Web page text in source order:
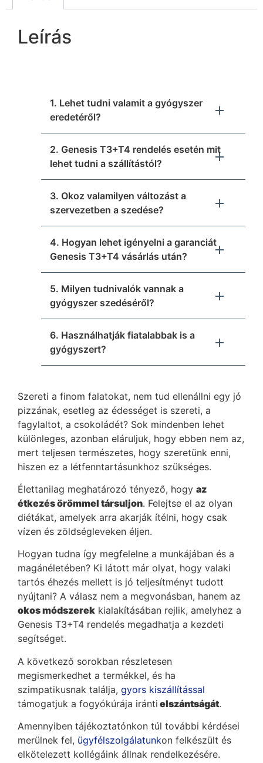
Leírás
1. Lehet tudni valamit a gyógyszer
eredetéről?
2. Genesis T3+T4 rendelés esetén mit
lehet tudni a szállítástól?
3. Okoz valamilyen változást a
szervezetben a szedése?
4. Hogyan lehet igényelni a garanciát
Genesis T3+T4 vásárlás után?
5. Milyen tudnivalók vannak a
gyógyszer szedéséről?
6. Használhatják fiatalabbak is a
gyógyszert?
Szereti a finom falatokat, nem tud ellenállni egy jó
pizzának, esetleg az édességet is szereti, a
fagylaltot, a csokoládét? Sok mindenben lehet
különleges, azonban eláruljuk, hogy ebben nem az,
mert teljesen természetes, hogy szeretünk enni,
hiszen ez a létfenntartásunkhoz szükséges.
Élettanilag meghatározó tényező, hogy az
étkezés örömmel társuljon. Felejtse el az olyan
diétákat, amelyek arra akarják ítélni, hogy csak
vízen és zöldségleveken éljen.
Hogyan tudna így megfelelne a munkájában és a
magánéletében? Ki látott már olyat, hogy valaki
tartós éhezés mellett is jó teljesítményt tudott
nyújtani? A válasz nem a megvonásban, hanem az
okos módszerek kialakításában rejlik, amelyhez a
Genesis T3+T4 rendelés megadhatja a kezdeti
segítséget.
A következő sorokban részletesen
megismerkedhet a termékkel, és ha
szimpatikusnak találja, gyors kiszállítással
támogatjuk a fogyókúrája iránti elszántságát.
Amennyiben tájékoztatónkon túl további kérdései
merülnek fel, ügyfélszolgálatunkon felkészült és
elkötelezett kollégáink állnak rendelkezésére.